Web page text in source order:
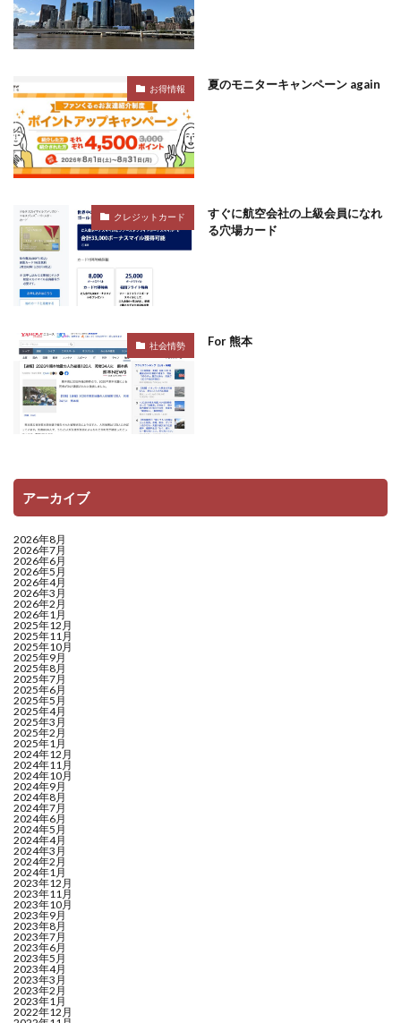
お得情報 夏のモニターキャンペーン again
クレジットカード
すぐに航空会社の上級会員になれ
る穴場カード
社会情勢 For 熊本
アーカイブ
2026年8月
2026年7月
2026年6月
2026年5月
2026年4月
2026年3月
2026年2月
2026年1月
2025年12月
2025年11月
2025年10月
2025年9月
2025年8月
2025年7月
2025年6月
2025年5月
2025年4月
2025年3月
2025年2月
2025年1月
2024年12月
2024年11月
2024年10月
2024年9月
2024年8月
2024年7月
2024年6月
2024年5月
2024年4月
2024年3月
2024年2月
2024年1月
2023年12月
2023年11月
2023年10月
2023年9月
2023年8月
2023年7月
2023年6月
2023年5月
2023年4月
2023年3月
2023年2月
2023年1月
2022年12月